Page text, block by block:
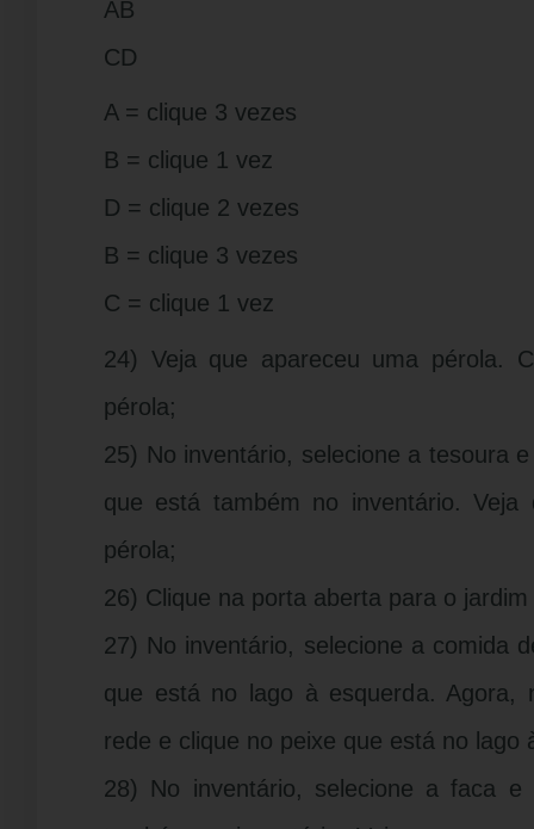
AB
CD
A = clique 3 vezes
B = clique 1 vez
D = clique 2 vezes
B = clique 3 vezes
C = clique 1 vez
24) Veja que apareceu uma pérola.
pérola;
25) No inventário, selecione a tesoura
que está também no inventário. Veja
pérola;
26) Clique na porta aberta para o
27) No inventário, selecione a comida
que está no lago à esquerda. Agora,
rede e clique no peixe que está no lago
28) No inventário, selecione a faca